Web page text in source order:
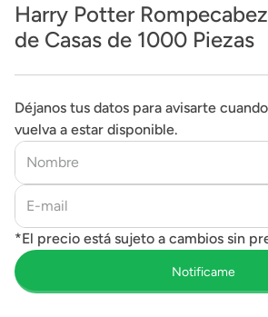
Harry Potter
de Casas de 1000 Piezas
Déjanos tus datos para avisarte
vuelva a estar disponible.